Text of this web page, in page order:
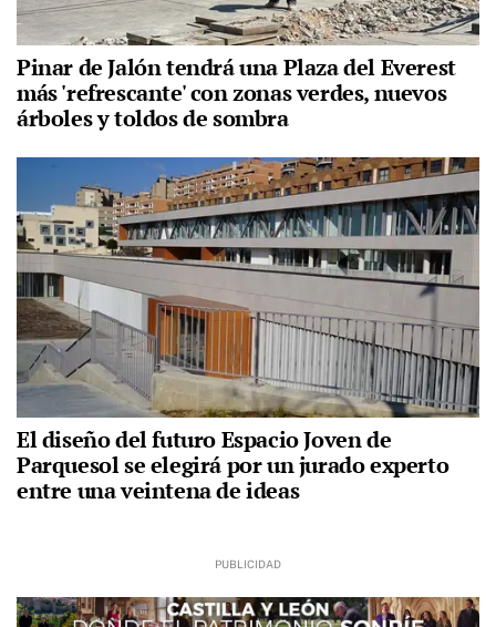
Pinar de Jalón tendrá una Plaza del Everest
más 'refrescante' con zonas verdes, nuevos
árboles y toldos de sombra
El diseño del futuro Espacio Joven de
Parquesol se elegirá por un jurado experto
entre una veintena de ideas